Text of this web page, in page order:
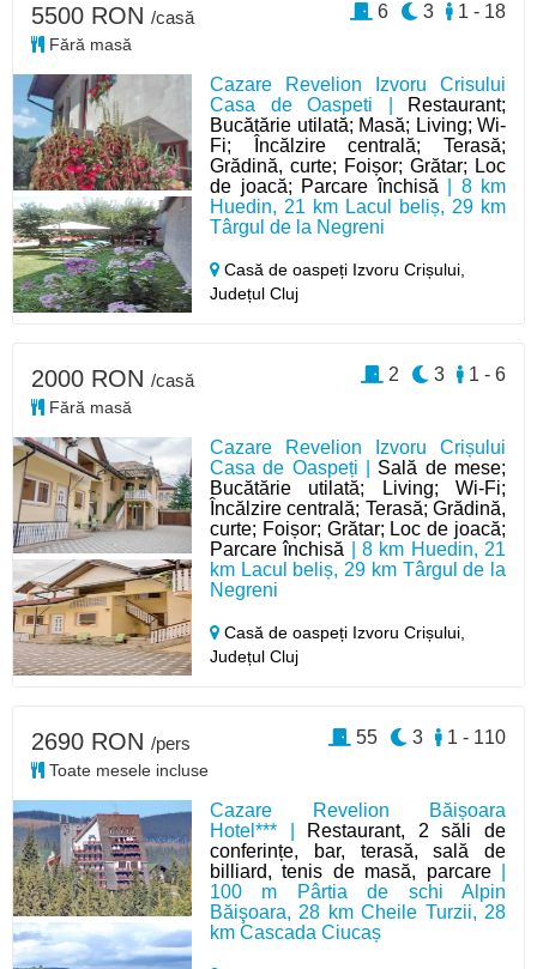
Cazare Revelion Izvoru Crisului
Casa de Oaspeti |
Restaurant;
Bucătărie utilată; Masă; Living; Wi-
Fi; Încălzire centrală; Terasă;
Grădină, curte; Foișor; Grătar; Loc
de joacă; Parcare închisă | 8 km
Huedin, 21 km Lacul beliș, 29 km
Târgul de la Negreni
Casă de oaspeți Izvoru Crișului,
Județul Cluj
5500 RON /casă
Fără masă
1 - 18
3
6
Cazare Revelion Izvoru Crișului
Casa de Oaspeți | Sală de mese;
Bucătărie utilată; Living; Wi-Fi;
Încălzire centrală; Terasă; Grădină,
curte; Foișor; Grătar; Loc de joacă;
Parcare închisă | 8 km Huedin, 21
km Lacul beliș, 29 km Târgul de la
Negreni
Casă de oaspeți Izvoru Crișului,
Județul Cluj
2000 RON /casă
Fără masă
1 - 6
3
2
Cazare Revelion Băișoara
Hotel*** |
Restaurant, 2 săli de
conferințe, bar, terasă, sală de
billiard, tenis de masă, parcare|
100 m Pârtia de schi Alpin
Băişoara, 28 km Cheile Turzii, 28
km Cascada Ciucaș
2690 RON /pers
Toate mesele incluse
1 - 110
3
55